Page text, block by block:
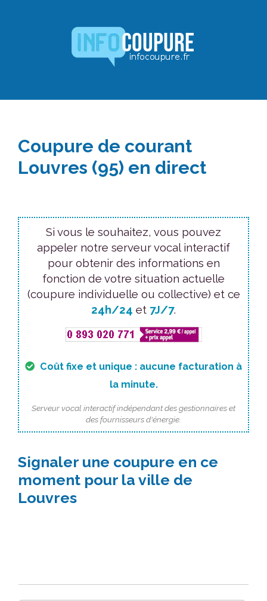
Coupure de courant
Louvres (95) en direct
Si vous le souhaitez, vous pouvez
appeler notre serveur vocal interactif
pour obtenir des informations en
fonction de votre situation actuelle
(coupure individuelle ou collective) et ce
24h/24 et 7J/7.
Coût fixe et unique : aucune facturation à
la minute.
Serveur vocal interactif indépendant des gestionnaires et
des fournisseurs d'énergie.
Signaler une coupure en ce
moment pour la ville de
Louvres